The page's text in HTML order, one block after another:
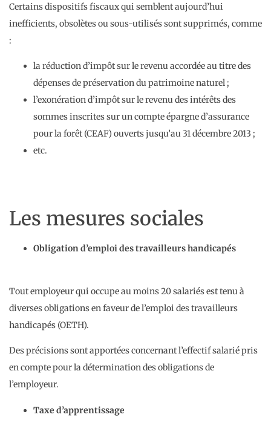
Certains dispositifs fiscaux qui semblent aujourd’hui
inefficients, obsolètes ou sous-utilisés sont supprimés, comme
:
la réduction d’impôt sur le revenu accordée au titre des
dépenses de préservation du patrimoine naturel ;
l’exonération d’impôt sur le revenu des intérêts des
sommes inscrites sur un compte épargne d’assurance
pour la forêt (CEAF) ouverts jusqu’au 31 décembre 2013 ;
etc.
Les mesures sociales
Obligation d’emploi des travailleurs handicapés
Tout employeur qui occupe au moins 20 salariés est tenu à
diverses obligations en faveur de l’emploi des travailleurs
handicapés (OETH).
Des précisions sont apportées concernant l’effectif salarié pris
en compte pour la détermination des obligations de
l’employeur.
Taxe d’apprentissage